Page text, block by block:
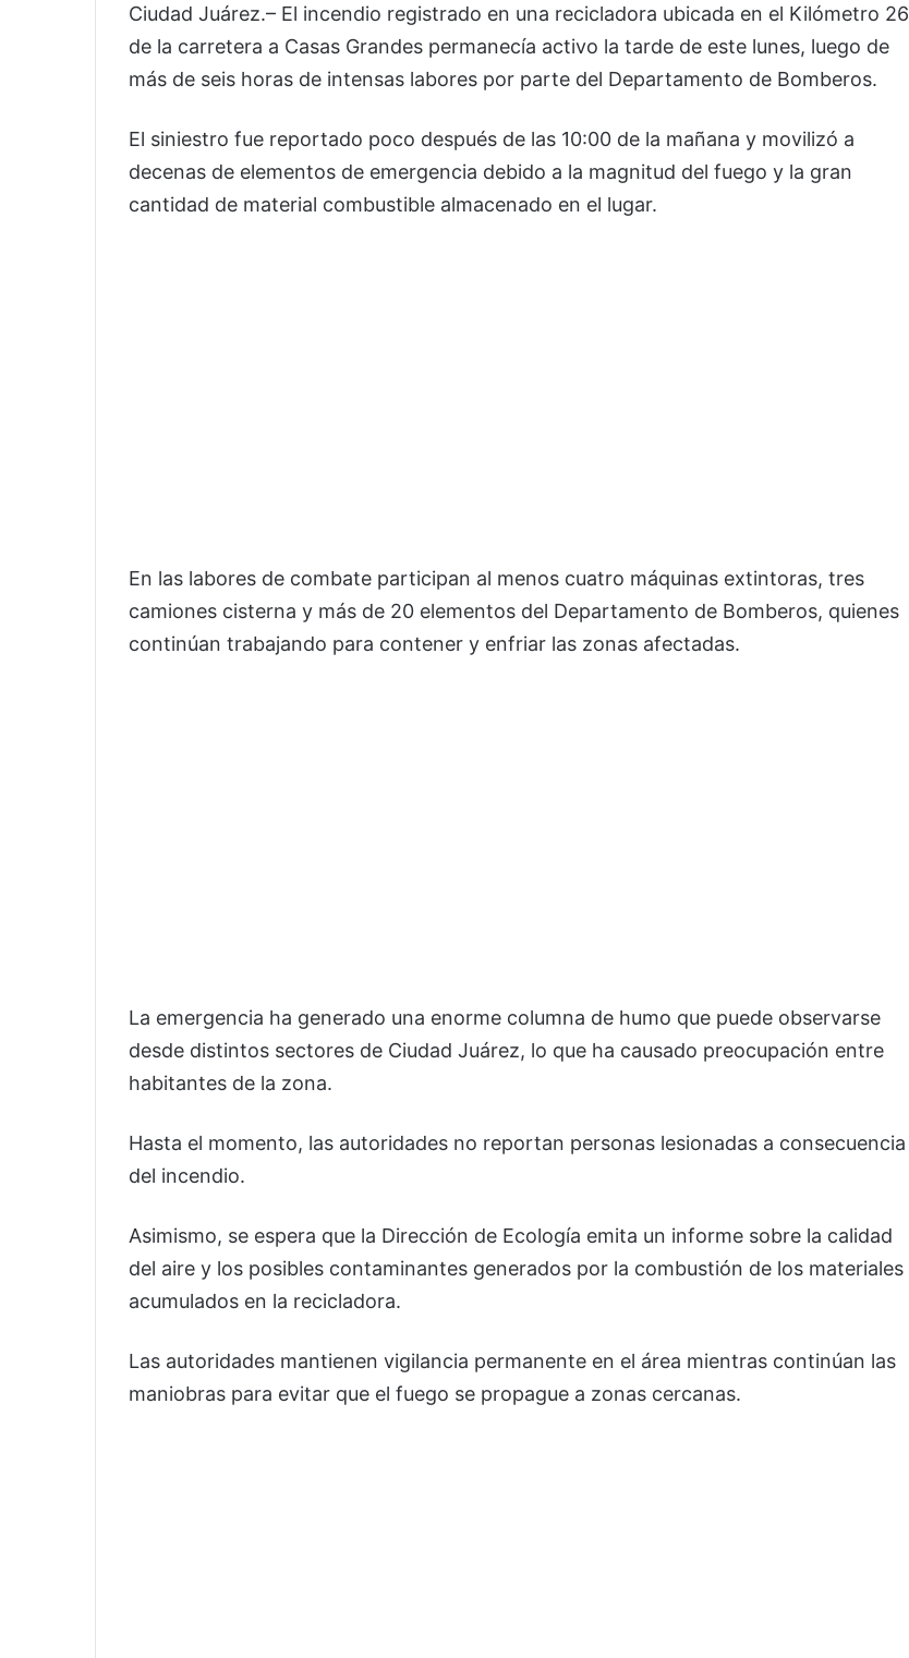
Ciudad Juárez.– El incendio registrado en una recicladora ubicada en el Kilómetro 26
de la carretera a Casas Grandes permanecía activo la tarde de este lunes, luego de
más de seis horas de intensas labores por parte del Departamento de Bomberos.
El siniestro fue reportado poco después de las 10:00 de la mañana y movilizó a
decenas de elementos de emergencia debido a la magnitud del fuego y la gran
cantidad de material combustible almacenado en el lugar.
En las labores de combate participan al menos cuatro máquinas extintoras, tres
camiones cisterna y más de 20 elementos del Departamento de Bomberos, quienes
continúan trabajando para contener y enfriar las zonas afectadas.
La emergencia ha generado una enorme columna de humo que puede observarse
desde distintos sectores de Ciudad Juárez, lo que ha causado preocupación entre
habitantes de la zona.
Hasta el momento, las autoridades no reportan personas lesionadas a consecuencia
del incendio.
Asimismo, se espera que la Dirección de Ecología emita un informe sobre la calidad
del aire y los posibles contaminantes generados por la combustión de los materiales
acumulados en la recicladora.
Las autoridades mantienen vigilancia permanente en el área mientras continúan las
maniobras para evitar que el fuego se propague a zonas cercanas.